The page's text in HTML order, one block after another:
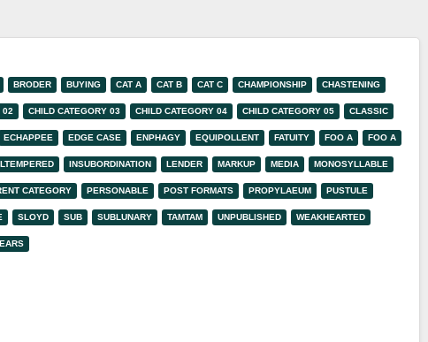
BRODER BUYING CAT A CAT B CAT C CHAMPIONSHIP CHASTENING
02 CHILD CATEGORY 03 CHILD CATEGORY 04 CHILD CATEGORY 05 CLASSIC
ECHAPPEE EDGE CASE ENPHAGY EQUIPOLLENT FATUITY FOO A FOO A
INSUBORDINATION LENDER MARKUP MEDIA MONOSYLLABLE
CATEGORY PERSONABLE POST FORMATS PROPYLAEUM PUSTULE
SLOYD SUB SUBLUNARY TAMTAM UNPUBLISHED WEAKHEARTED